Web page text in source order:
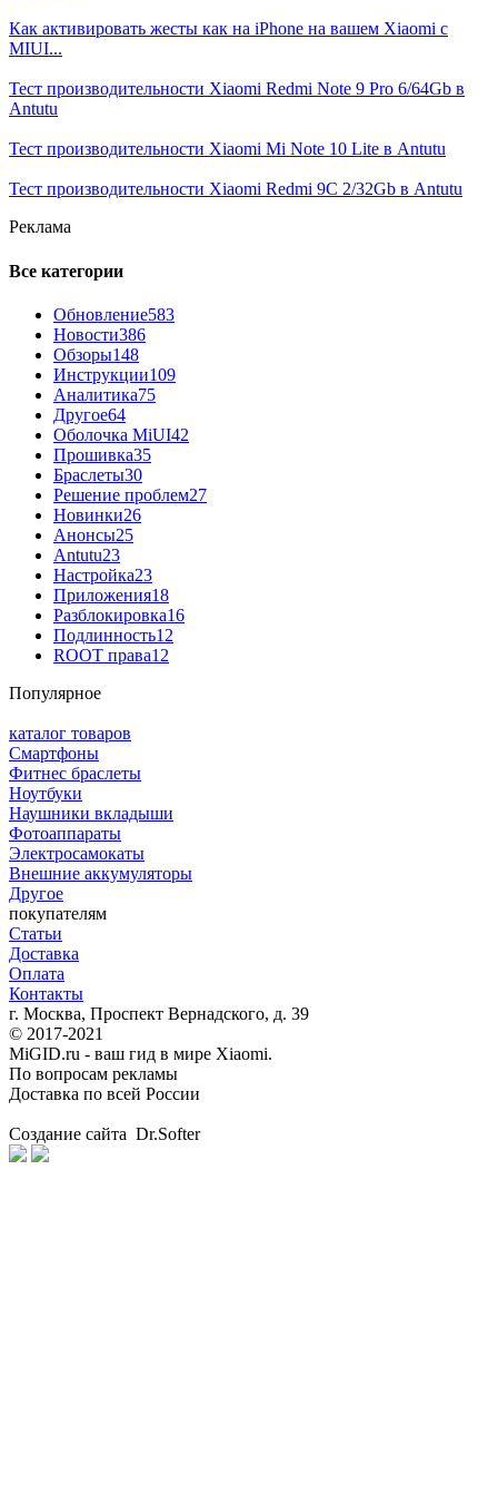
Как активировать жесты как на iPhone на вашем Xiaomi с
MIUI...
Тест производительности Xiaomi Redmi Note 9 Pro 6/64Gb в
Antutu
Тест производительности Xiaomi Mi Note 10 Lite в Antutu
Тест производительности Xiaomi Redmi 9C 2/32Gb в Antutu
Реклама
Все категории
Обновление583
Новости386
Обзоры148
Инструкции109
Аналитика75
Другое64
Оболочка MiUI42
Прошивка35
Браслеты30
Решение проблем27
Новинки26
Анонсы25
Antutu23
Настройка23
Приложения18
Разблокировка16
Подлинность12
ROOT права12
Популярное
каталог товаров
Смартфоны
Фитнес браслеты
Ноутбуки
Наушники вкладыши
Фотоаппараты
Электросамокаты
Внешние аккумуляторы
Другое
покупателям
Статьи
Доставка
Оплата
Контакты
г. Москва, Проспект Вернадского, д. 39
© 2017-2021
MiGID.ru - ваш гид в мире Xiaomi.
По вопросам рекламы
Доставка по всей России
Создание сайта Dr.Softer